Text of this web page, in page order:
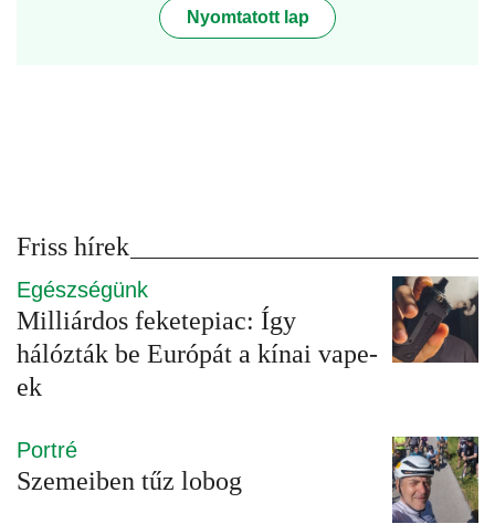
Nyomtatott lap
Friss hírek
Egészségünk
Milliárdos feketepiac: Így
hálózták be Európát a kínai vape-
ek
Portré
Szemeiben tűz lobog